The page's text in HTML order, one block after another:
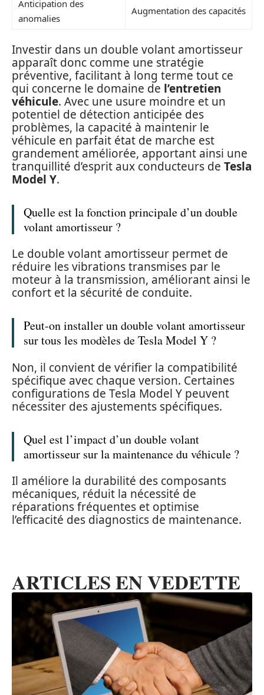
Anticipation des
anomalies
Augmentation des capacités
Investir dans un double volant amortisseur
apparaît donc comme une stratégie
préventive, facilitant à long terme tout ce
qui concerne le domaine de l’entretien
véhicule. Avec une usure moindre et un
potentiel de détection anticipée des
problèmes, la capacité à maintenir le
véhicule en parfait état de marche est
grandement améliorée, apportant ainsi une
tranquillité d’esprit aux conducteurs de Tesla
Model Y.
Quelle est la fonction principale d’un double
volant amortisseur ?
Le double volant amortisseur permet de
réduire les vibrations transmises par le
moteur à la transmission, améliorant ainsi le
confort et la sécurité de conduite.
Peut-on installer un double volant amortisseur
sur tous les modèles de Tesla Model Y ?
Non, il convient de vérifier la compatibilité
spécifique avec chaque version. Certaines
configurations de Tesla Model Y peuvent
nécessiter des ajustements spécifiques.
Quel est l’impact d’un double volant
amortisseur sur la maintenance du véhicule ?
Il améliore la durabilité des composants
mécaniques, réduit la nécessité de
réparations fréquentes et optimise
l’efficacité des diagnostics de maintenance.
ARTICLES EN VEDETTE